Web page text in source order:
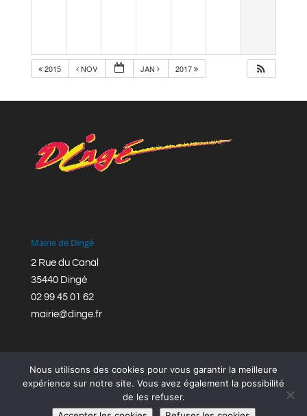
2015 NOV JAN 2017
Mairie de Dingé
2 Rue du Canal
35440 Dingé
02 99 45 01 62
mairie@dinge.fr
Réalisation © Mairie de Dingé,Bretagne Romantique
Nous utilisons des cookies pour vous garantir la meilleure
expérience sur notre site. Vous avez également la possibilité
de les refuser.